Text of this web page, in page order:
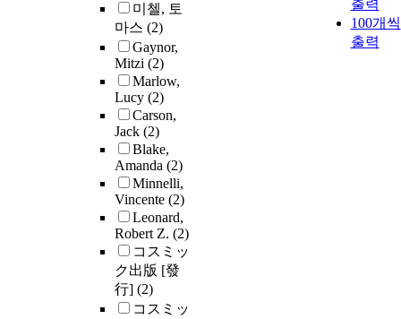
미첼, 토
마스 (2)
Gaynor,
Mitzi (2)
Marlow,
Lucy (2)
Carson,
Jack (2)
Blake,
Amanda (2)
Minnelli,
Vincente (2)
Leonard,
Robert Z. (2)
コスミッ
ク出版 [發
行] (2)
コスミッ
출력
100개씩
출력